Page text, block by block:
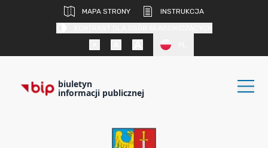
MAPA STRONY
INSTRUKCJA
biuletyn
informacji publicznej